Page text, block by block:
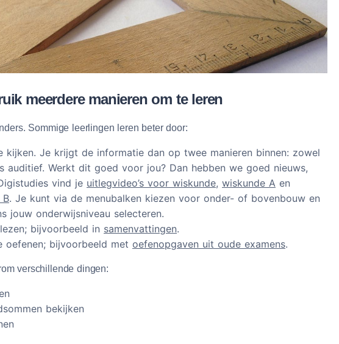
meerdere manieren om te leren
Sommige leerlingen leren beter door:
kijken. Je krijgt de informatie dan op twee manieren binnen: zowel
auditief. Werkt dit goed voor jou? Dan hebben we goed nieuws,
vind je uitlegvideo’s voor wiskunde, wiskunde A en
B. Je kunt via de menubalken kiezen voor onder- of bovenbouw en
jouw onderwijsniveau selecteren.
bijvoorbeeld in samenvattingen.
oefenen; bijvoorbeeld met oefenopgaven uit oude examens.
verschillende dingen:
bekijken